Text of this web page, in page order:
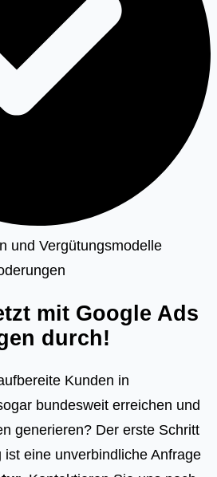
und Vergütungsmodelle
mit Google Ads
durch!
Kunden in
bundesweit erreichen und
generieren? Der erste Schritt
eine unverbindliche Anfrage